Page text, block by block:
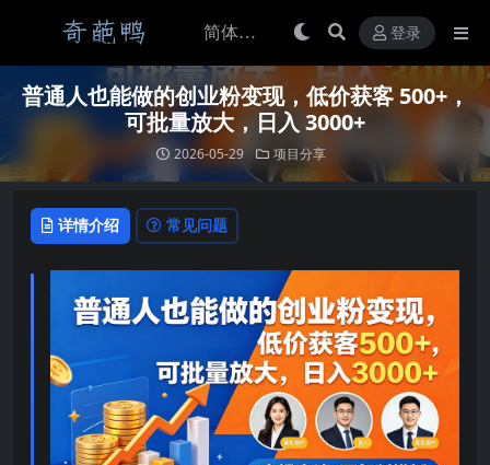
登录
普通人也能做的创业粉变现，低价获客 500+，
可批量放大，日入 3000+
2026-05-29 项目分享
详情介绍 常见问题